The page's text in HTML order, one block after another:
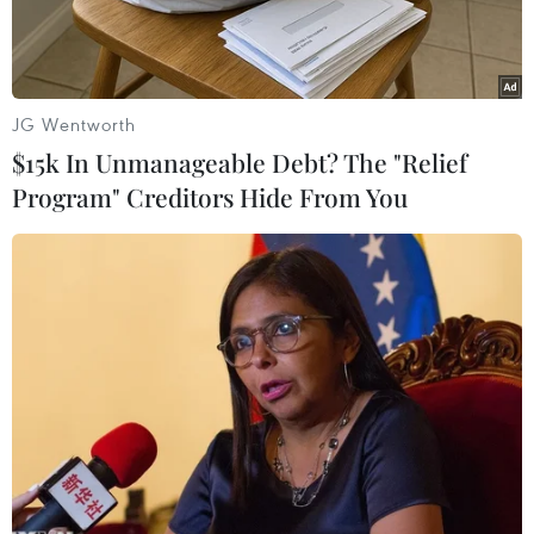
Chủ tịch Ủy ban Trung ương Mặt trận Tổ quốc Việt Nam Trần
Thanh Mẫn phát động. (Ảnh: Dương Giang/TTXVN)
Ngày 13/4, tại Hà Nội, Ban Thường trực Ủy ban
Trung ương Mặt trận Tổ quốc Việt Nam tổ chức
Lễ phát động trực tuyến hưởng ứng Thư kêu gọi
JG Wentworth
$15k In Unmanageable Debt? The "Relief
Program" Creditors Hide From You